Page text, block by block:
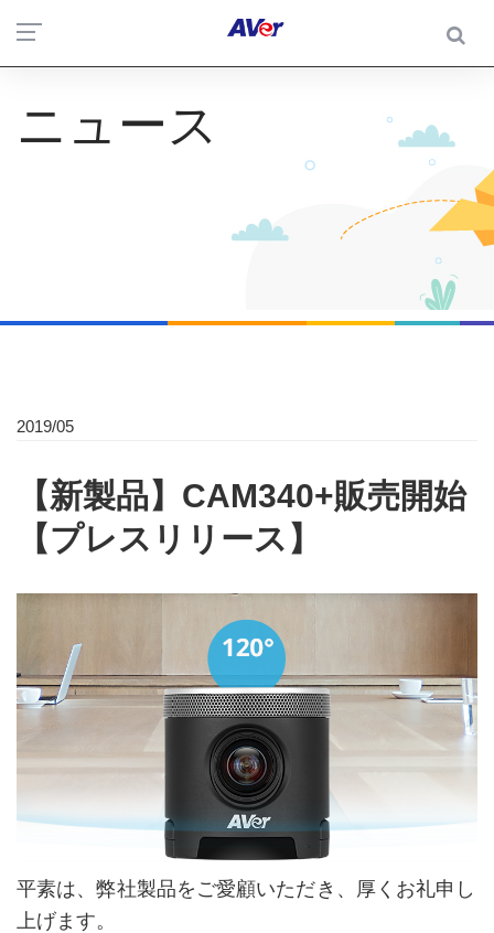
ニュース
2019/05
【新製品】CAM340+販売開始
【プレスリリース】
平素は、弊社製品をご愛顧いただき、厚くお礼申し
上げます。